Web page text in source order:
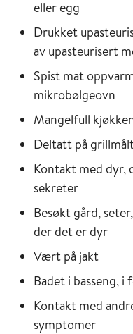
eller egg
Drukket
av upasteurisert
Spist mat
mikrobølgeovn
Mangelfull
Deltatt på
Kontakt med dyr,
sekreter
Besøkt gård,
der det er dyr
Vært på jakt
Badet i basseng, i
Kontakt med
symptomer